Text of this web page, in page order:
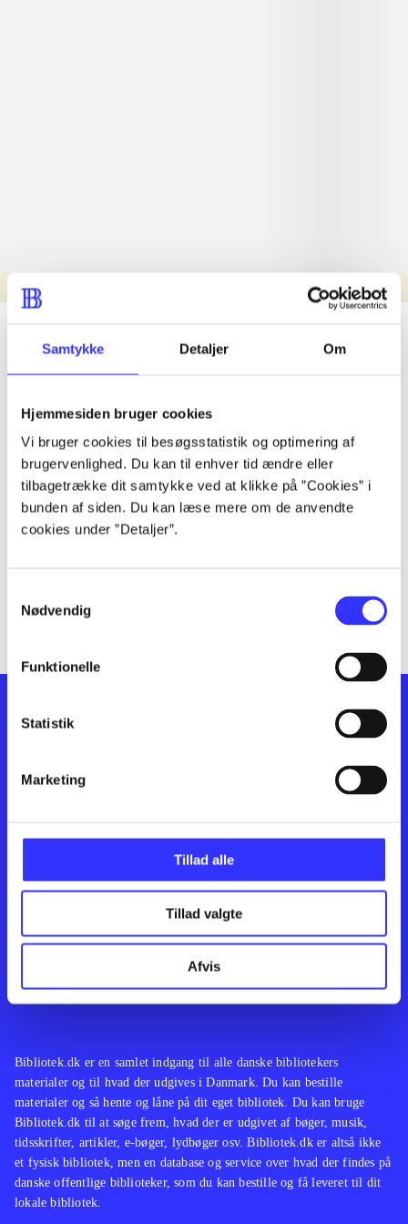
Samtykke Detaljer Om
Hjemmesiden bruger cookies
Vi bruger cookies til besøgsstatistik og optimering af
brugervenlighed. Du kan til enhver tid ændre eller
tilbagetrække dit samtykke ved at klikke på ”Cookies” i
bunden af siden. Du kan læse mere om de anvendte
cookies under ”Detaljer”.
Nødvendig
Funktionelle
Statistik
Marketing
Tillad alle
Tillad valgte
Afvis
Nyhed
lorem ipsum dolor sit amet ...
lorem ipsum dolor sit amet ...
lorem ipsum dolor sit amet ...
lorem ipsum dolor sit amet ...
lorem ipsum dolor sit amet ...
lorem ipsum dolor sit amet ...
lorem ipsum dolor sit amet ...
Feedback
Bibliotek.dk er en samlet indgang til alle danske bibliotekers
materialer og til hvad der udgives i Danmark. Du kan bestille
materialer og så hente og låne på dit eget bibliotek. Du kan bruge
Bibliotek.dk til at søge frem, hvad der er udgivet af bøger, musik,
tidsskrifter, artikler, e-bøger, lydbøger osv. Bibliotek.dk er altså ikke
et fysisk bibliotek, men en database og service over hvad der findes på
danske offentlige biblioteker, som du kan bestille og få leveret til dit
lokale bibliotek.
Kontakt os
English
Artikler
Film
Musik
Noder